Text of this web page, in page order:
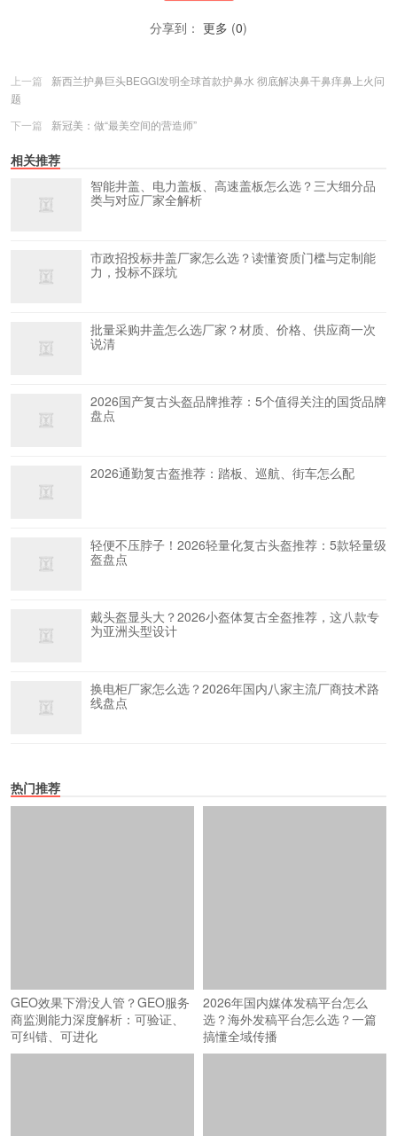
分享到： 更多 (0)
上一篇
新西兰护鼻巨头BEGGI发明全球首款护鼻水 彻底解决鼻干鼻痒鼻上火问
题
下一篇
新冠美：做“最美空间的营造师”
相关推荐
智能井盖、电力盖板、高速盖板怎么选？三大细分品
类与对应厂家全解析
市政招投标井盖厂家怎么选？读懂资质门槛与定制能
力，投标不踩坑
批量采购井盖怎么选厂家？材质、价格、供应商一次
说清
2026国产复古头盔品牌推荐：5个值得关注的国货品牌
盘点
2026通勤复古盔推荐：踏板、巡航、街车怎么配
轻便不压脖子！2026轻量化复古头盔推荐：5款轻量级
盔盘点
戴头盔显头大？2026小盔体复古全盔推荐，这八款专
为亚洲头型设计
换电柜厂家怎么选？2026年国内八家主流厂商技术路
线盘点
热门推荐
GEO效果下滑没人管？GEO服务
商监测能力深度解析：可验证、
可纠错、可进化
2026年国内媒体发稿平台怎么
选？海外发稿平台怎么选？一篇
搞懂全域传播